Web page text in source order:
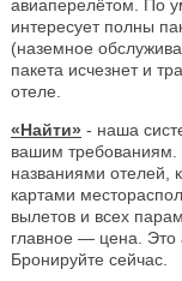
авиаперелётом. По
интересует полны
(наземное
пакета исчезнет и
отеле.
«Найти» - наша
вашим требованиям.
названиями отелей,
картами
вылетов и всех
главное — цена. Это
Бронируйте сейчас.